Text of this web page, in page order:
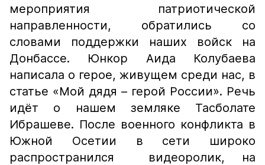
мероприятия патриотической
направленности, обратились со
словами поддержки наших войск на
Донбассе. Юнкор Аида Колубаева
написала о герое, живущем среди нас, в
статье «Мой дядя – герой России». Речь
идёт о нашем земляке Тасболате
Ибрашеве. После военного конфликта в
Южной Осетии в сети широко
распространился видеоролик, на